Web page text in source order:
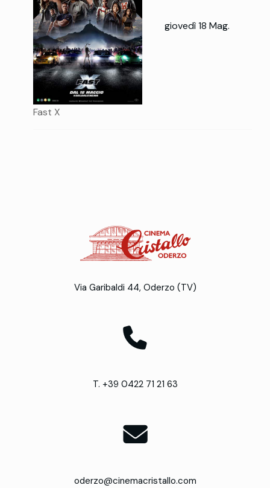
Fast X
giovedì 18 Mag.
Via Garibaldi 44, Oderzo (TV)
T. +39 0422 71 21 63
oderzo@cinemacristallo.com